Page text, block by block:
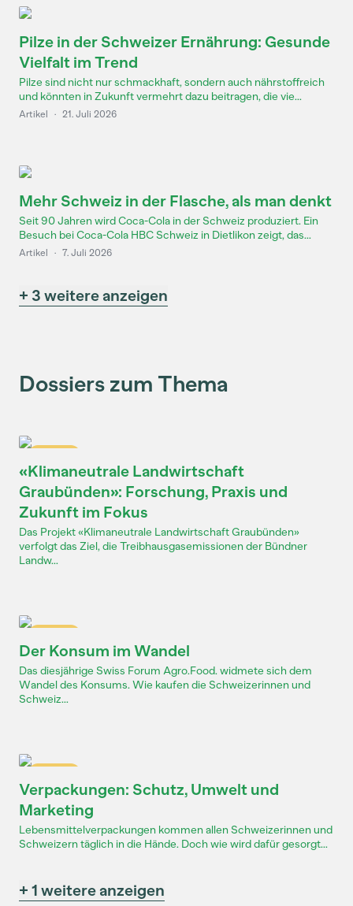
Pilze in der Schweizer Ernährung: Gesunde
Vielfalt im Trend
Pilze sind nicht nur schmackhaft, sondern auch nährstoffreich
und könnten in Zukunft vermehrt dazu beitragen, die vie...
Artikel · 21. Juli 2026
Mehr Schweiz in der Flasche, als man denkt
Seit 90 Jahren wird Coca-Cola in der Schweiz produziert. Ein
Besuch bei Coca-Cola HBC Schweiz in Dietlikon zeigt, das...
Artikel · 7. Juli 2026
+ 3 weitere anzeigen
Dossiers zum Thema
«Klimaneutrale Landwirtschaft
Graubünden»: Forschung, Praxis und
Zukunft im Fokus
Das Projekt «Klimaneutrale Landwirtschaft Graubünden»
verfolgt das Ziel, die Treibhausgasemissionen der Bündner
Landw...
Der Konsum im Wandel
Das diesjährige Swiss Forum Agro.Food. widmete sich dem
Wandel des Konsums. Wie kaufen die Schweizerinnen und
Schweiz...
Verpackungen: Schutz, Umwelt und
Marketing
Lebensmittelverpackungen kommen allen Schweizerinnen und
Schweizern täglich in die Hände. Doch wie wird dafür gesorgt...
+ 1 weitere anzeigen